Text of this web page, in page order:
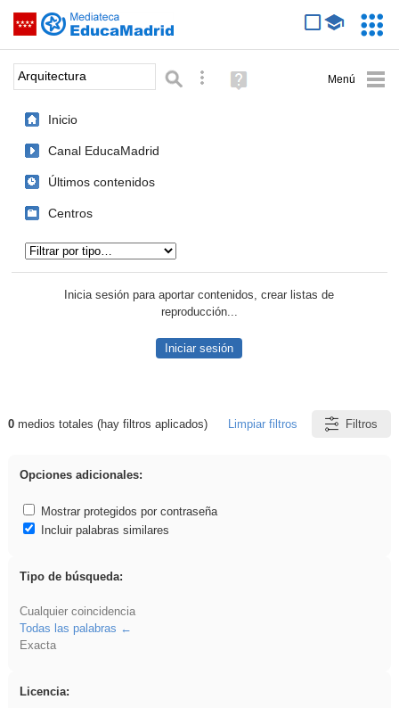
Saltar navegación
Palabra o frase: Búsqueda avanzada
Ayuda
(en
Inicio
Canal EducaMadrid
Últimos contenidos
Centros
Inicia sesión para aportar contenidos, crear listas de
reproducción...
Iniciar sesión
Resultados de: Arquitectura
0medios totales (hay filtros aplicados) Limpiar filtros Filtros
Opciones adicionales:
Mostrar protegidos por contraseña
Incluir palabras similares
Tipo de búsqueda:
Cualquier coincidencia
Todas las palabras
Exacta
Licencia: